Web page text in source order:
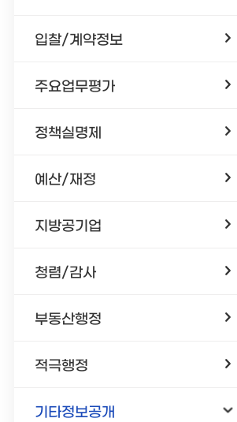
입찰/계약정보
주요업무평가
정책실명제
예산/재정
지방공기업
청렴/감사
부동산행정
적극행정
기타정보공개